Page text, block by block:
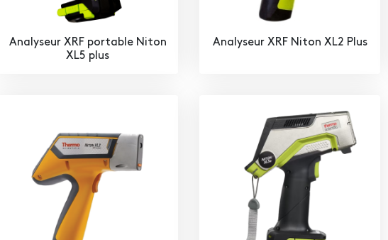
Analyseur XRF portable Niton
XL5 plus
Analyseur XRF Niton XL2 Plus